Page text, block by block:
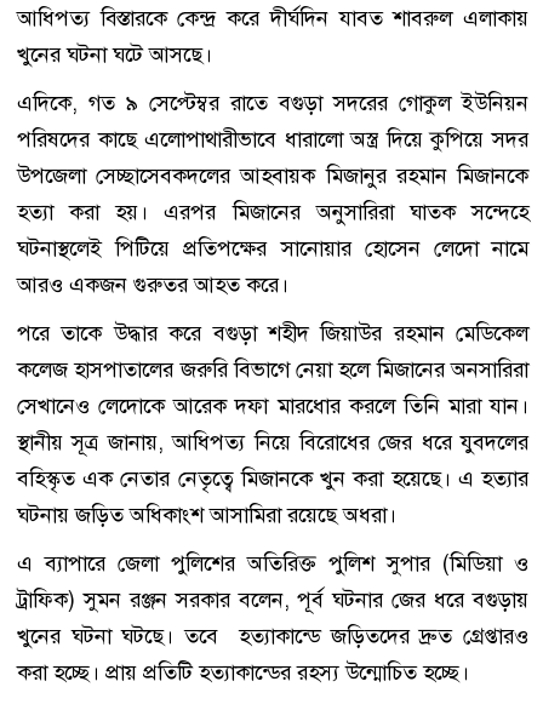
আধিপত্য বিস্তারকে কেন্দ্র করে দীর্ঘদিন যাবত শাবরুল এলাকায়
খুনের ঘটনা ঘটে আসছে।
এদিকে, গত ৯ সেপ্টেম্বর রাতে বগুড়া সদরের গোকুল ইউনিয়ন
পরিষদের কাছে এলোপাথারীভাবে ধারালো অস্ত্র দিয়ে কুপিয়ে সদর
উপজেলা সেচ্ছাসেবকদলের আহবায়ক মিজানুর রহমান মিজানকে
হত্যা করা হয়। এরপর মিজানের অনুসারিরা ঘাতক সন্দেহে
ঘটনাস্থলেই পিটিয়ে প্রতিপক্ষের সানোয়ার হোসেন লেদো নামে
আরও একজন গুরুতর আহত করে।
পরে তাকে উদ্ধার করে বগুড়া শহীদ জিয়াউর রহমান মেডিকেল
কলেজ হাসপাতালের জরুরি বিভাগে নেয়া হলে মিজানের অনসারিরা
সেখানেও লেদোকে আরেক দফা মারধোর করলে তিনি মারা যান।
স্থানীয় সূত্র জানায়, আধিপত্য নিয়ে বিরোধের জের ধরে যুবদলের
বহিস্কৃত এক নেতার নেতৃত্বে মিজানকে খুন করা হয়েছে। এ হত্যার
ঘটনায় জড়িত অধিকাংশ আসামিরা রয়েছে অধরা।
এ ব্যাপারে জেলা পুলিশের অতিরিক্ত পুলিশ সুপার (মিডিয়া ও
ট্রাফিক) সুমন রঞ্জন সরকার বলেন, পূর্ব ঘটনার জের ধরে বগুড়ায়
খুনের ঘটনা ঘটছে। তবে হত্যাকান্ডে জড়িতদের দ্রুত গ্রেপ্তারও
করা হচ্ছে। প্রায় প্রতিটি হত্যাকান্ডের রহস্য উন্মোচিত হচ্ছে।